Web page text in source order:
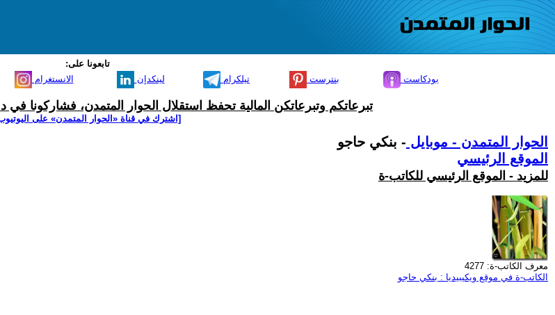
تابعونا على:
الانستغرام لينكدإن تيلكرام بنترست بودكاست
تبرعاتكم وتبرعاتكن المالية تحفظ استقلال الحوار المتمدن، فشاركونا في
[اشترك في قناة ‫«الحوار المتمدن» على
الحوار المتمدن - موبايل - بنكي حاجو
الموقع الرئيسي
للمزيد - الموقع الرئيسي للكاتب-ة
معرف الكاتب-ة: 4277
الكاتب-ة في موقع ويكيبيديا : بنكي حاجو